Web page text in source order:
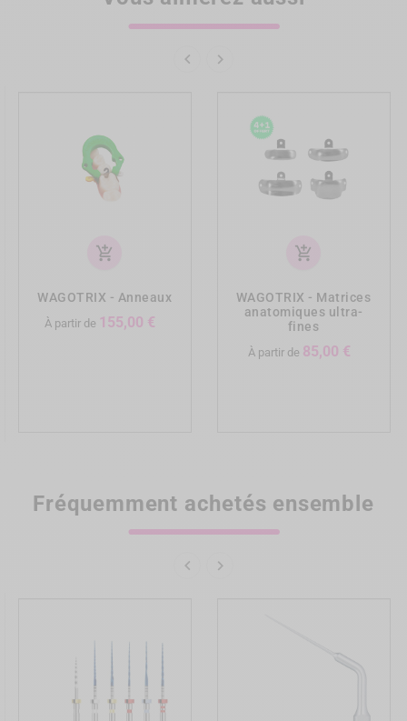
 
add_shopping_cart
WAGOTRIX - Anneaux
À partir de 155,00 €
add_shopping_cart
WAGOTRIX - Matrices
anatomiques ultra-
fines
À partir de 85,00 €
Fréquemment achetés ensemble
 